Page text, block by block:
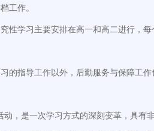
工作。
学习主要安排在高一和高二进行，
指导工作以外，后勤服务与保障工
，是一次学习方式的深刻变革，具有